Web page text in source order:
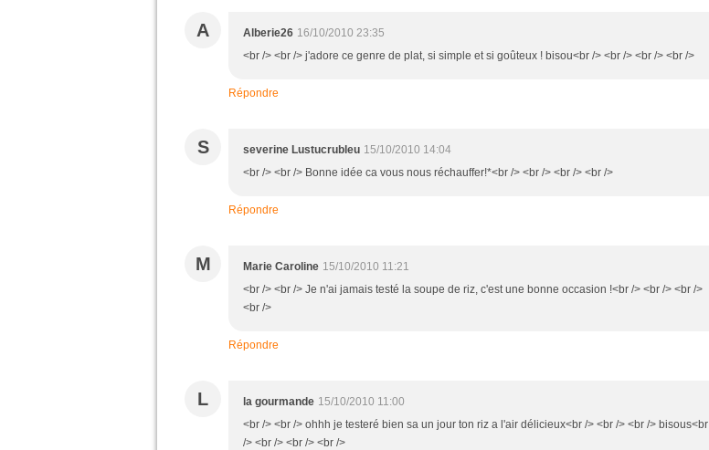
A Alberie26 16/10/2010 23:35
<br /> <br /> j'adore ce genre de plat, si simple et si goûteux ! bisou<br /> <br /> <br /> <br />
Répondre
S severine Lustucrubleu 15/10/2010 14:04
<br /> <br /> Bonne idée ca vous nous réchauffer!*<br /> <br /> <br /> <br />
Répondre
M Marie Caroline 15/10/2010 11:21
<br /> <br /> Je n'ai jamais testé la soupe de riz, c'est une bonne occasion !<br /> <br /> <br />
<br />
Répondre
L la gourmande 15/10/2010 11:00
<br /> <br /> ohhh je testeré bien sa un jour ton riz a l'air délicieux<br /> <br /> <br /> bisous<br
/> <br /> <br /> <br />